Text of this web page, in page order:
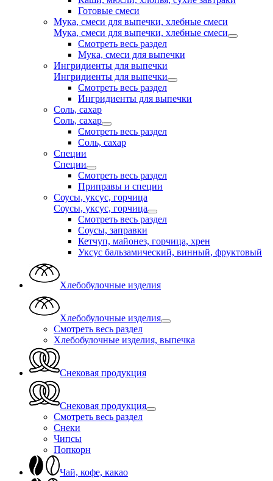
Готовые смеси
Мука, смеси для выпечки, хлебные смеси
Мука, смеси для выпечки, хлебные смеси
Смотреть весь раздел
Мука, смеси для выпечки
Ингридиенты для выпечки
Ингридиенты для выпечки
Смотреть весь раздел
Ингридиенты для выпечки
Соль, сахар
Соль, сахар
Смотреть весь раздел
Соль, сахар
Специи
Специи
Смотреть весь раздел
Приправы и специи
Соусы, уксус, горчица
Соусы, уксус, горчица
Смотреть весь раздел
Соусы, заправки
Кетчуп, майонез, горчица, хрен
Уксус бальзамический, винный, фруктовый
Хлебобулочные изделия
Хлебобулочные изделия
Смотреть весь раздел
Хлебобулочные изделия, выпечка
Снековая продукция
Снековая продукция
Смотреть весь раздел
Снеки
Чипсы
Попкорн
Чай, кофе, какао